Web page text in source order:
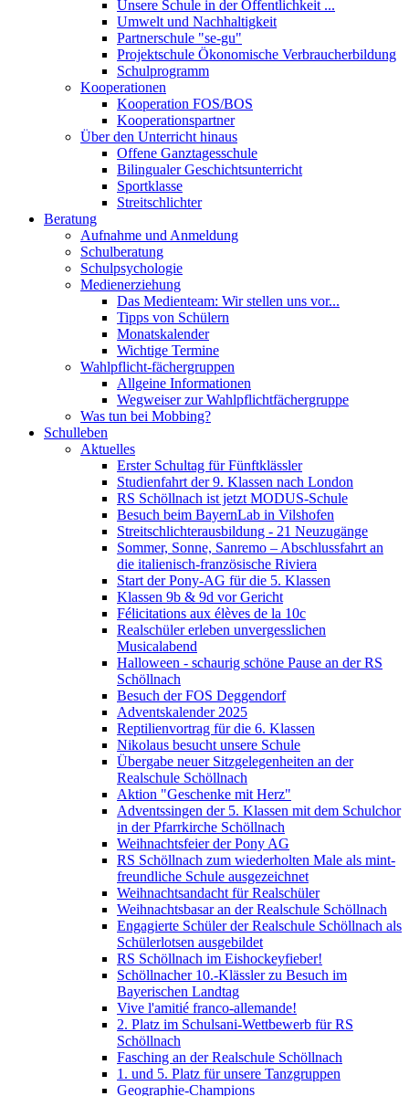
Unsere Schule in der Öffentlichkeit ...
Umwelt und Nachhaltigkeit
Partnerschule "se-gu"
Projektschule Ökonomische Verbraucherbildung
Schulprogramm
Kooperationen
Kooperation FOS/BOS
Kooperationspartner
Über den Unterricht hinaus
Offene Ganztagesschule
Bilingualer Geschichtsunterricht
Sportklasse
Streitschlichter
Beratung
Aufnahme und Anmeldung
Schulberatung
Schulpsychologie
Medienerziehung
Das Medienteam: Wir stellen uns vor...
Tipps von Schülern
Monatskalender
Wichtige Termine
Wahlpflicht-fächergruppen
Allgeine Informationen
Wegweiser zur Wahlpflichtfächergruppe
Was tun bei Mobbing?
Schulleben
Aktuelles
Erster Schultag für Fünftklässler
Studienfahrt der 9. Klassen nach London
RS Schöllnach ist jetzt MODUS-Schule
Besuch beim BayernLab in Vilshofen
Streitschlichterausbildung - 21 Neuzugänge
Sommer, Sonne, Sanremo – Abschlussfahrt an
die italienisch-französische Riviera
Start der Pony-AG für die 5. Klassen
Klassen 9b & 9d vor Gericht
Félicitations aux élèves de la 10c
Realschüler erleben unvergesslichen
Musicalabend
Halloween - schaurig schöne Pause an der RS
Schöllnach
Besuch der FOS Deggendorf
Adventskalender 2025
Reptilienvortrag für die 6. Klassen
Nikolaus besucht unsere Schule
Übergabe neuer Sitzgelegenheiten an der
Realschule Schöllnach
Aktion "Geschenke mit Herz"
Adventssingen der 5. Klassen mit dem Schulchor
in der Pfarrkirche Schöllnach
Weihnachtsfeier der Pony AG
RS Schöllnach zum wiederholten Male als mint-
freundliche Schule ausgezeichnet
Weihnachtsandacht für Realschüler
Weihnachtsbasar an der Realschule Schöllnach
Engagierte Schüler der Realschule Schöllnach als
Schülerlotsen ausgebildet
RS Schöllnach im Eishockeyfieber!
Schöllnacher 10.-Klässler zu Besuch im
Bayerischen Landtag
Vive l'amitié franco-allemande!
2. Platz im Schulsani-Wettbewerb für RS
Schöllnach
Fasching an der Realschule Schöllnach
1. und 5. Platz für unsere Tanzgruppen
Geographie-Champions